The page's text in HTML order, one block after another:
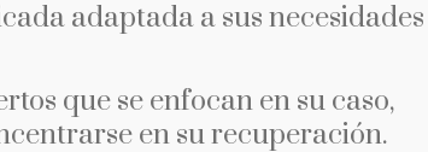
adaptada a sus necesidades
que se enfocan en su caso,
en su recuperación.